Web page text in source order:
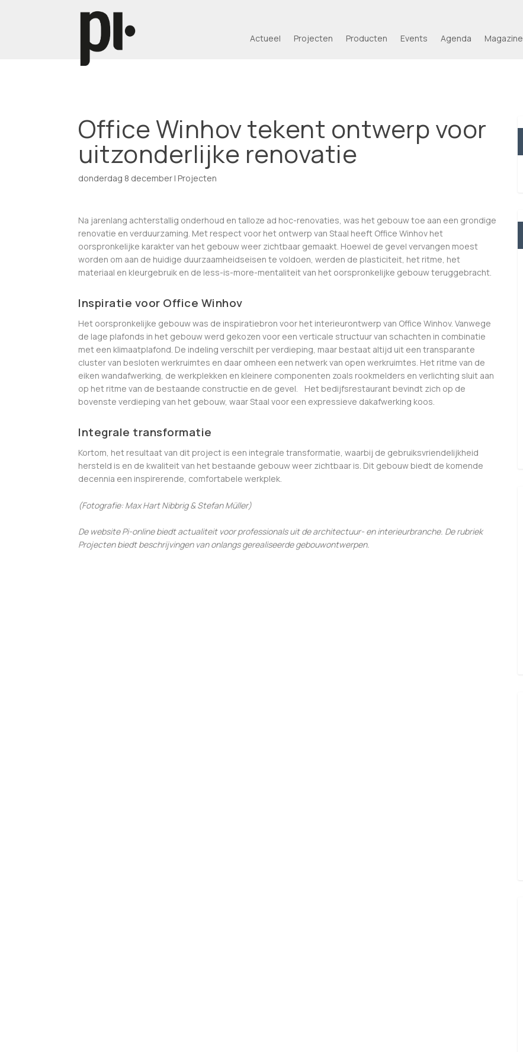
Actueel Projecten Producten Events Agenda Magazine
Office Winhov tekent ontwerp voor
uitzonderlijke renovatie
donderdag 8 december | Projecten
Na jarenlang achterstallig onderhoud en talloze ad hoc-renovaties, was het gebouw toe aan een grondige
renovatie en verduurzaming. Met respect voor het ontwerp van Staal heeft Office Winhov het
oorspronkelijke karakter van het gebouw weer zichtbaar gemaakt. Hoewel de gevel vervangen moest
worden om aan de huidige duurzaamheidseisen te voldoen, werden de plasticiteit, het ritme, het
materiaal en kleurgebruik en de less-is-more-mentaliteit van het oorspronkelijke gebouw teruggebracht.
Inspiratie voor Office Winhov
Het oorspronkelijke gebouw was de inspiratiebron voor het interieurontwerp van Office Winhov. Vanwege
de lage plafonds in het gebouw werd gekozen voor een verticale structuur van schachten in combinatie
met een klimaatplafond. De indeling verschilt per verdieping, maar bestaat altijd uit een transparante
cluster van besloten werkruimtes en daar omheen een netwerk van open werkruimtes. Het ritme van de
eiken wandafwerking, de werkplekken en kleinere componenten zoals rookmelders en verlichting sluit aan
op het ritme van de bestaande constructie en de gevel. Het bedijfsrestaurant bevindt zich op de
bovenste verdieping van het gebouw, waar Staal voor een expressieve dakafwerking koos.
Integrale transformatie
Kortom, het resultaat van dit project is een integrale transformatie, waarbij de gebruiksvriendelijkheid
hersteld is en de kwaliteit van het bestaande gebouw weer zichtbaar is. Dit gebouw biedt de komende
decennia een inspirerende, comfortabele werkplek.
(Fotografie: Max Hart Nibbrig & Stefan Müller)
De website Pi-online biedt actualiteit voor professionals uit de architectuur- en interieurbranche. De rubriek
Projecten biedt beschrijvingen van onlangs gerealiseerde gebouwontwerpen.